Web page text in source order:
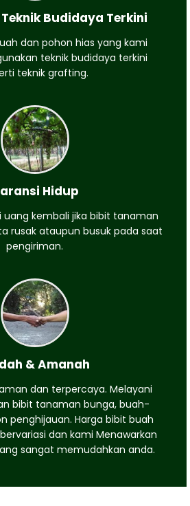
Budidaya Terkini
dan pohon hias yang kami
teknik budidaya terkini
teknik grafting.
Hidup
uang kembali jika bibit tanaman
rusak ataupun busuk pada saat
pengiriman.
& Amanah
dan terpercaya. Melayani
bibit tanaman bunga, buah-
penghijauan. Harga bibit buah
dan kami Menawarkan
sangat memudahkan anda.